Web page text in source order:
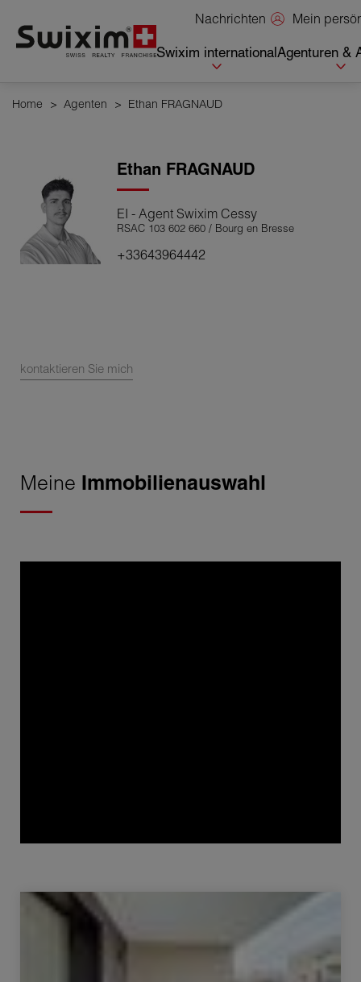
Nachrichten Mein
Swixim internationalAgenturen &
Home > Agenten > Ethan FRAGNAUD
Ethan FRAGNAUD
EI - Agent Swixim Cessy
RSAC 103 602 660 / Bourg en Bresse
+33643964442
kontaktieren Sie mich
Meine Immobilienauswahl
Verkauf Appartement Ferney-Voltaire 4 Zimmer 84 m²